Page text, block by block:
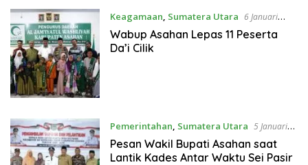
Keagamaan, Sumatera Utara 6 Januari
2023
Wabup Asahan Lepas 11 Peserta
Da’i Cilik
Pemerintahan, Sumatera Utara 5 Januari
2023
Pesan Wakil Bupati Asahan saat
Lantik Kades Antar Waktu Sei Pasir